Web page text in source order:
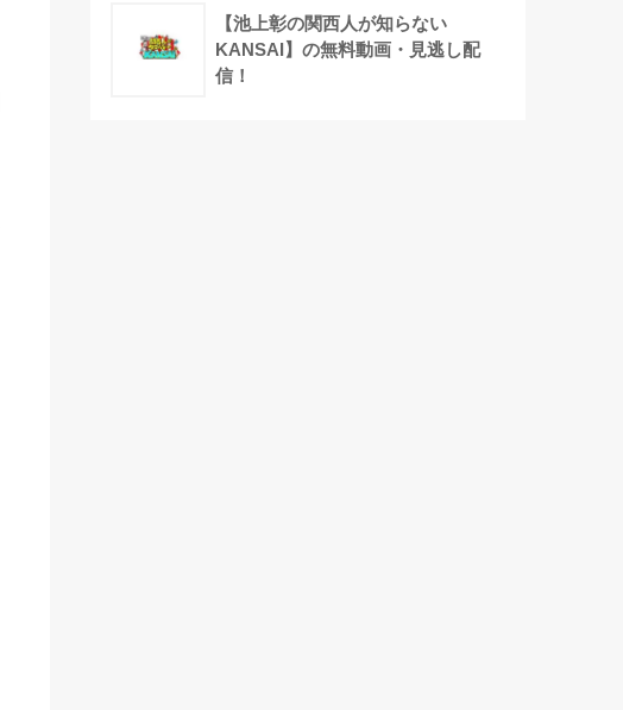
【池上彰の関西人が知らない
KANSAI】の無料動画・見逃し配
信！